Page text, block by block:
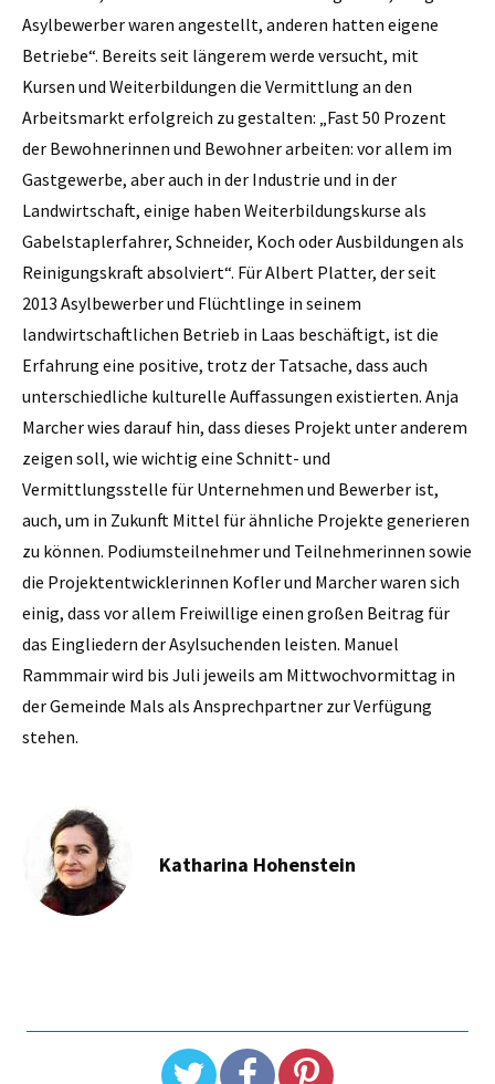
Asylbewerber waren angestellt, anderen hatten eigene
Betriebe“. Bereits seit längerem werde versucht, mit
Kursen und Weiterbildungen die Vermittlung an den
Arbeitsmarkt erfolgreich zu gestalten: „Fast 50 Prozent
der Bewohnerinnen und Bewohner arbeiten: vor allem im
Gastgewerbe, aber auch in der Industrie und in der
Landwirtschaft, einige haben Weiterbildungskurse als
Gabelstaplerfahrer, Schneider, Koch oder Ausbildungen als
Reinigungskraft absolviert“. Für Albert Platter, der seit
2013 Asylbewerber und Flüchtlinge in seinem
landwirtschaftlichen Betrieb in Laas beschäftigt, ist die
Erfahrung eine positive, trotz der Tatsache, dass auch
unterschiedliche kulturelle Auffassungen existierten. Anja
Marcher wies darauf hin, dass dieses Projekt unter anderem
zeigen soll, wie wichtig eine Schnitt- und
Vermittlungsstelle für Unternehmen und Bewerber ist,
auch, um in Zukunft Mittel für ähnliche Projekte generieren
zu können. Podiumsteilnehmer und Teilnehmerinnen sowie
die Projektentwicklerinnen Kofler und Marcher waren sich
einig, dass vor allem Freiwillige einen großen Beitrag für
das Eingliedern der Asylsuchenden leisten. Manuel
Rammmair wird bis Juli jeweils am Mittwochvormittag in
der Gemeinde Mals als Ansprechpartner zur Verfügung
stehen.
Katharina Hohenstein